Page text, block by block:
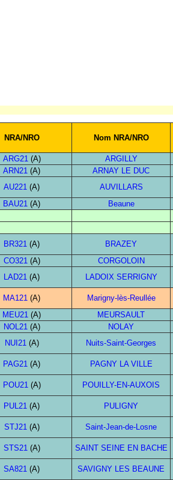
NRA/NRO Nom NRA/NRO
ARG21(A)
ARGILLY
ARN21 (A)
ARNAY LE DUC
AU221 (A)
AUVILLARS
BAU21 (A) Beaune
BR321 (A)
BRAZEY
CO321(A)
CORGOLOIN
LAD21 (A)
LADOIX SERRIGNY
MA121 (A)
Marigny-lès-Reullée
MEU21 (A)
MEURSAULT
NOL21(A)
NOLAY
NUI21(A)
Nuits-Saint-Georges
PAG21 (A)
PAGNY LA VILLE
POU21(A)
POUILLY-EN-AUXOIS
PUL21 (A)
PULIGNY
STJ21(A)
Saint-Jean-de-Losne
STS21(A)
SAINT SEINE EN BACHE
SA821 (A)
SAVIGNY LES BEAUNE